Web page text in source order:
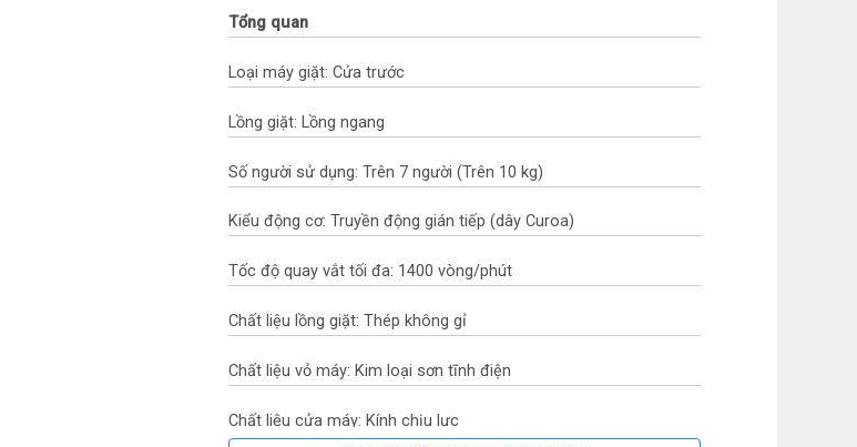
Tổng quan
Loại máy giặt: Cửa trước
Lồng giặt: Lồng ngang
Số người sử dụng: Trên 7 người (Trên 10 kg)
Kiểu động cơ: Truyền động gián tiếp (dây Curoa)
Tốc độ quay vắt tối đa: 1400 vòng/phút
Chất liệu lồng giặt: Thép không gỉ
Chất liệu vỏ máy: Kim loại sơn tĩnh điện
Chất liệu cửa máy: Kính chịu lực